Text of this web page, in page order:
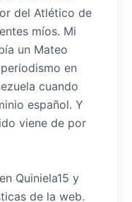
del Atlético de
míos. Mi
un Mateo
en
cuando
español. Y
viene de por
Quiniela15 y
de la web.